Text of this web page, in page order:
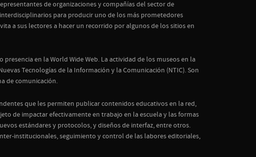
de organizaciones y compañías del sector de
para producir uno de los más prometedores
a sus lectores a hacer un recorrido por algunos de los sitios en
en la World Wide Web. La actividad de los museos en la
Tecnologías de la Información y la Comunicación (NTIC). Son
de comunicación.
que les permiten publicar contenidos educativos en la red,
de impactar efectivamente en trabajo en la escuela y las formas
estándares y protocolos, y diseños de interfaz, entre otros.
institucionales, seguimiento y control de las labores editoriales,